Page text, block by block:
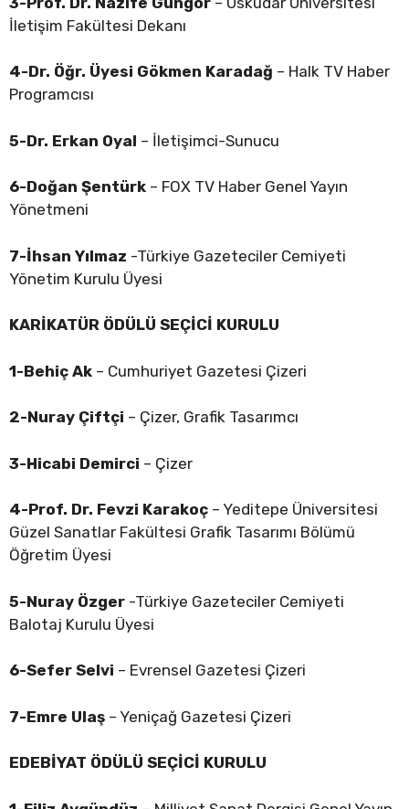
İletişim Fakültesi Dekanı
4-Dr. Öğr. Üyesi Gökmen Karadağ – Halk TV Haber
Programcısı
5-Dr. Erkan Oyal – İletişimci-Sunucu
6-Doğan Şentürk – FOX TV Haber Genel Yayın
Yönetmeni
7-İhsan Yılmaz -Türkiye Gazeteciler Cemiyeti
Yönetim Kurulu Üyesi
KARİKATÜR ÖDÜLÜ SEÇİCİ KURULU
1-Behiç Ak – Cumhuriyet Gazetesi Çizeri
2-Nuray Çiftçi – Çizer, Grafik Tasarımcı
3-Hicabi Demirci – Çizer
4-Prof. Dr. Fevzi Karakoç – Yeditepe Üniversitesi
Güzel Sanatlar Fakültesi Grafik Tasarımı Bölümü
Öğretim Üyesi
5-Nuray Özger -Türkiye Gazeteciler Cemiyeti
Balotaj Kurulu Üyesi
6-Sefer Selvi – Evrensel Gazetesi Çizeri
7-Emre Ulaş – Yeniçağ Gazetesi Çizeri
EDEBİYAT ÖDÜLÜ SEÇİCİ KURULU